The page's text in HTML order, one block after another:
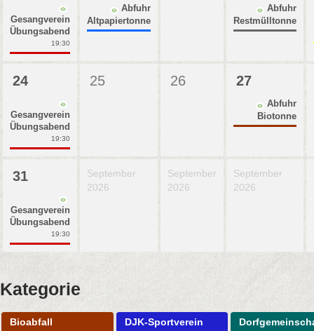
Gesangverein
Übungsabend
19:30
Abfuhr
Altpapiertonne
Abfuhr
Restmülltonne
24
Gesangverein
Übungsabend
19:30
25 26 27
Abfuhr
Biotonne
31
Gesangverein
Übungsabend
19:30
September
2026
September
2026
September
2026
Kategorie
Bioabfall DJK-Sportverein